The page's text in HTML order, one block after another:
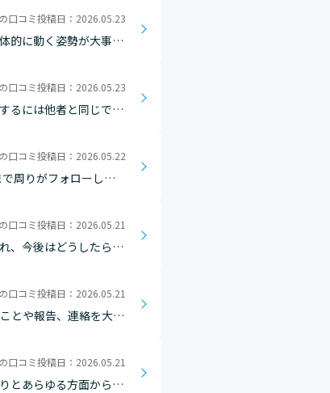
口コミ投稿日：2026.05.23
的に動く姿勢が大事だ
口コミ投稿日：2026.05.23
るには他者と同じでは
口コミ投稿日：2026.05.22
周りがフォローして
口コミ投稿日：2026.05.21
、今後はどうしたら良
口コミ投稿日：2026.05.21
とや報告、連絡を大切
口コミ投稿日：2026.05.21
とあらゆる方面から質